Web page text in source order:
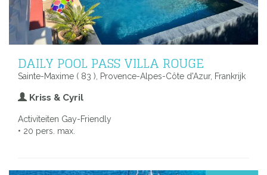
DAILY POOL PASS VILLA ROUGE
Sainte-Maxime ( 83 ), Provence-Alpes-Côte d'Azur, Frankrijk
Kriss & Cyril
Activiteiten Gay-Friendly
• 20 pers. max.